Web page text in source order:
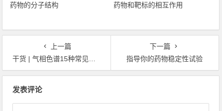
药物的分子结构 药物和靶标的相互作用
上一篇
干货 | 气相色谱15种常见峰形异变来源解析
下一篇
指导你的药物稳定性试验
发表评论